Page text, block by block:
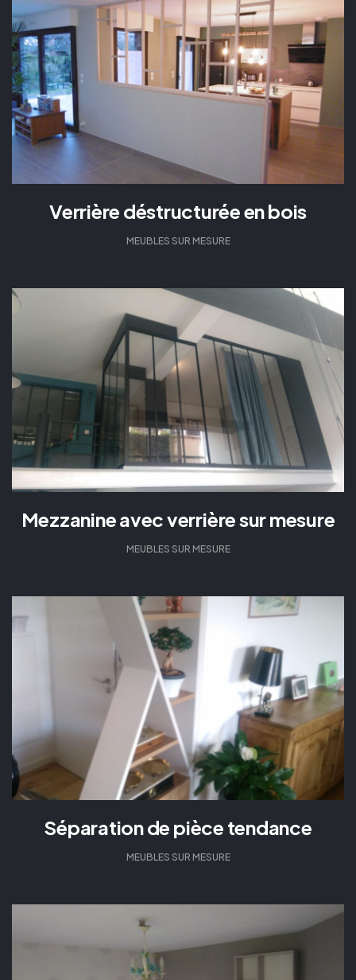
Verrière déstructurée en bois
MEUBLES SUR MESURE
Mezzanine avec verrière sur mesure
MEUBLES SUR MESURE
Séparation de pièce tendance
MEUBLES SUR MESURE